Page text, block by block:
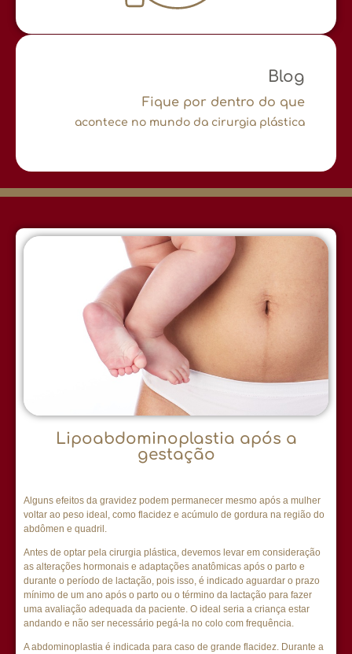
Blog
Fique por dentro do que
acontece no mundo da cirurgia plástica
Lipoabdominoplastia após a
gestação
Alguns efeitos da gravidez podem permanecer mesmo após a mulher
voltar ao peso ideal, como flacidez e acúmulo de gordura na região do
abdômen e quadril.
Antes de optar pela cirurgia plástica, devemos levar em consideração
as alterações hormonais e adaptações anatômicas após o parto e
durante o período de lactação, pois isso, é indicado aguardar o prazo
mínimo de um ano após o parto ou o término da lactação para fazer
uma avaliação adequada da paciente. O ideal seria a criança estar
andando e não ser necessário pegá-la no colo com frequência.
A abdominoplastia é indicada para caso de grande flacidez. Durante a